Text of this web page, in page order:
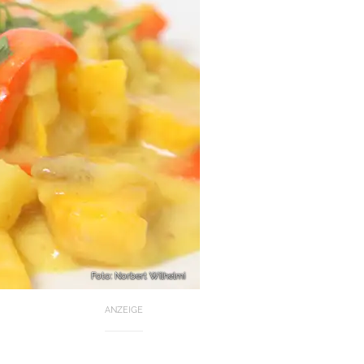
Foto: Norbert Wilhelmi
ANZEIGE